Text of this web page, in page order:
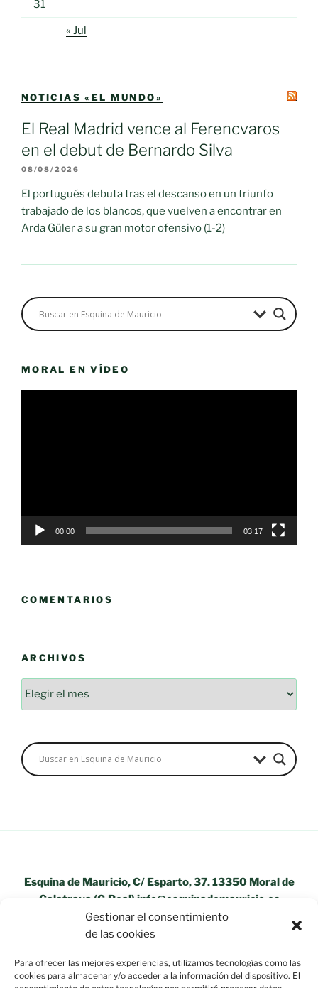
Gestionar el consentimiento
de las cookies
Para ofrecer las mejores experiencias, utilizamos tecnologías como las
cookies para almacenar y/o acceder a la información del dispositivo. El
31
« Jul
NOTICIAS «EL MUNDO»
El Real Madrid vence al Ferencvaros
en el debut de Bernardo Silva
08/08/2026
El portugués debuta tras el descanso en un triunfo
trabajado de los blancos, que vuelven a encontrar en
Arda Güler a su gran motor ofensivo (1-2)
MORAL EN VÍDEO
00:00 03:17
COMENTARIOS
ARCHIVOS
Esquina de Mauricio, C/ Esparto, 37. 13350 Moral de
Calatrava (C.Real) info@esquinademauricio.es
«Aviso Legal»